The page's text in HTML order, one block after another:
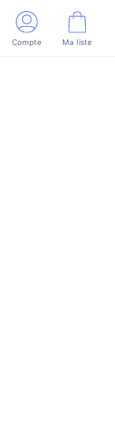
Compte Ma liste